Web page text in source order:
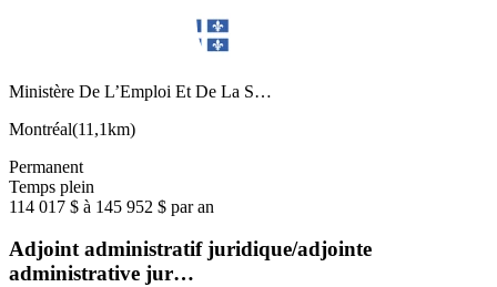
Ministère De L’Emploi Et De La S…
Montréal(11,1km)
Permanent
Temps plein
114 017 $ à 145 952 $ par an
Adjoint administratif juridique/adjointe
administrative jur…